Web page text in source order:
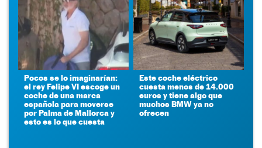
Pocos se lo imaginarían:
el rey Felipe VI escoge un
coche de una marca
española para moverse
por Palma de Mallorca y
esto es lo que cuesta
Este coche eléctrico
cuesta menos de 14.000
euros y tiene algo que
muchos BMW ya no
ofrecen